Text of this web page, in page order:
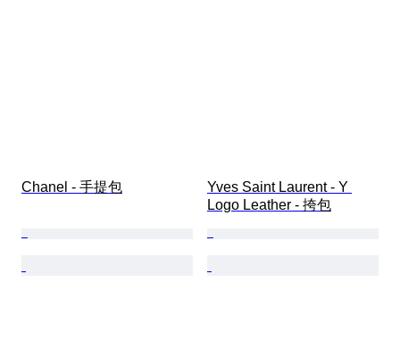
Chanel - 手提包
Yves Saint Laurent - Y
Logo Leather - 挎包